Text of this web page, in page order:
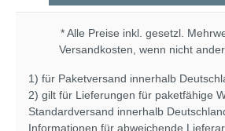
* Alle Preise inkl. gesetzl.
Versandkosten , wenn nicht
1) für Paketversand innerhalb
2) gilt für Lieferungen für paketfähige
Standardversand innerhalb
Informationen für abweichende